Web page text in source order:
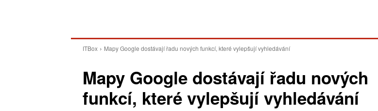
ITBox Mapy Google dostávají řadu nových funkcí, které vylepšují vyhledávání
Mapy Google dostávají řadu nových
funkcí, které vylepšují vyhledávání